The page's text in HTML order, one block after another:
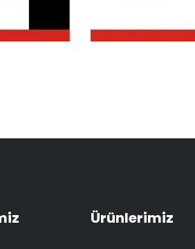
Ürünlerimiz